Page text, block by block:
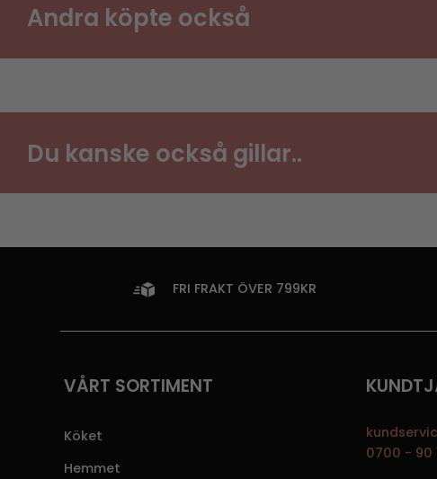
Andra köpte också
Du kanske också gillar..
FRI FRAKT ÖVER 799KR
VÅRT SORTIMENT
Köket
Hemmet
0700 - 90